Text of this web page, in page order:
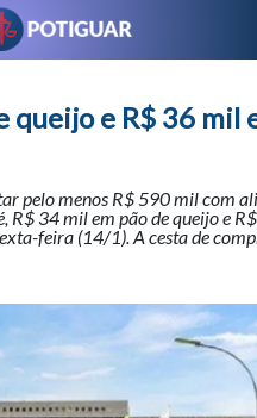
queijo e R$ 36 mil
pelo menos R$ 590 mil com
R$ 34 mil em pão de queijo e
feira (14/1). A cesta de